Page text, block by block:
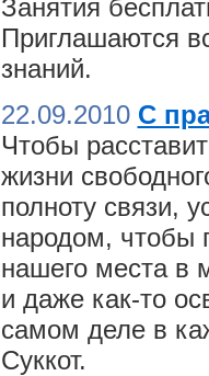
Занятия
Приглашаются
знаний.
22.09.2010 С
Чтобы
жизни
полноту связи,
народом, чтобы
нашего места в
и даже как-то
самом деле в
Суккот.